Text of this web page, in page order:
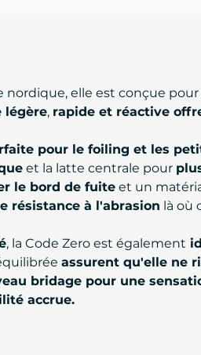
nordique, elle est conçue
légère, rapide et réactive
pour le foiling et les
et la latte centrale pour
le bord de fuite et un
résistance à l'abrasion là où
, la Code Zero est également
assurent qu'elle ne
bridage pour une
accrue.